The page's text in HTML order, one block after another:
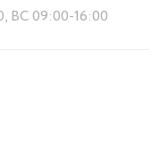
ВС 09:00-16:00